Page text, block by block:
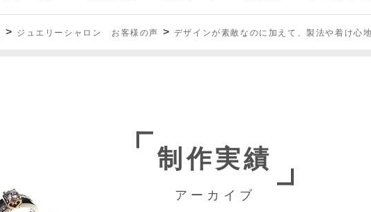
> ジュエリーシャロン お客様の声 > デザインが素敵なのに加えて、製法や着け心
制作実績
アーカイブ